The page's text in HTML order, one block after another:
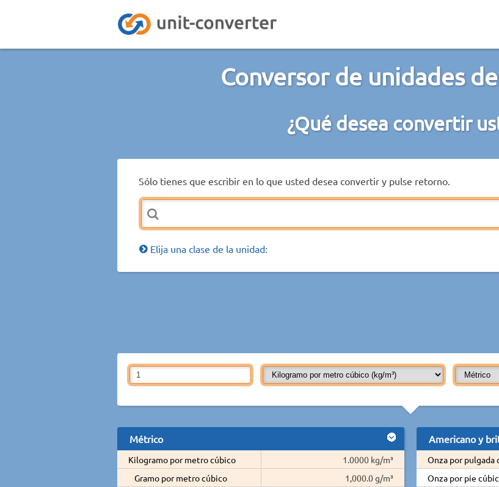
Conversor de unidades
¿Qué desea convertir
Sólo tienes que escribir en lo que usted desea convertir y pulse retorno.
Elija una clase de la unidad:
Métrico
Kilogramo por metro cúbico
1.0000 kg/m³
Gramo por metro cúbico
1,000.0 g/m³
Americano y
Onza por pulgada
Onza por pie